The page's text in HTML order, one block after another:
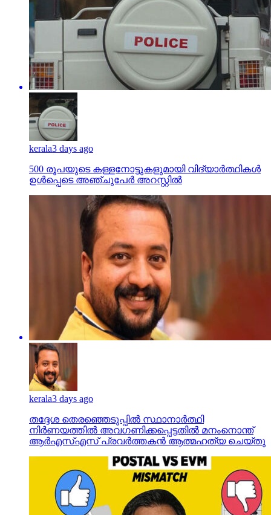
kerala3 days ago
500 രൂപയുടെ കള്ളനോട്ടുകളുമായി വിദ്യാര്‍ത്ഥികള്‍
ഉള്‍പ്പെടെ അഞ്ചുപേര്‍ അറസ്റ്റില്‍
kerala3 days ago
തദ്ദേശ തെരഞ്ഞെടുപ്പില്‍ സ്ഥാനാര്‍ത്ഥി
നിര്‍ണയത്തില്‍ അവഗണിക്കപ്പെട്ടതില്‍ മനംനൊന്ത്
ആര്‍എസ്എസ് പ്രവര്‍ത്തകന്‍ ആത്മഹത്യ ചെയ്തു